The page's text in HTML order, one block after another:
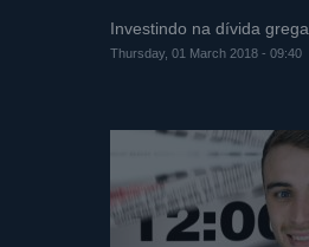
Investindo na dívida grega
Thursday, 01 March 2018 - 09:40